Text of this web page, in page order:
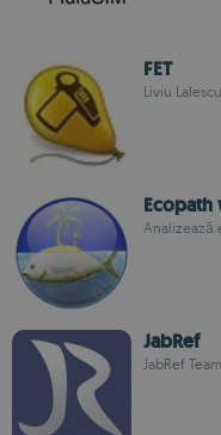
FET
Liviu Lalescu
Ecopath
Analizează
JabRef
JabRef Team